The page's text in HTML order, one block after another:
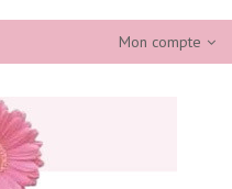
Mon compte